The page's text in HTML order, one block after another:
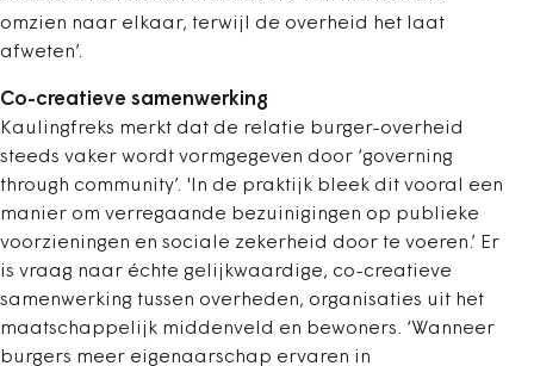
omzien naar elkaar, terwijl de overheid het laat
afweten’.
Co-creatieve samenwerking
Kaulingfreks merkt dat de relatie burger-overheid
steeds vaker wordt vormgegeven door ‘governing
through community’. 'In de praktijk bleek dit vooral een
manier om verregaande bezuinigingen op publieke
voorzieningen en sociale zekerheid door te voeren.’ Er
is vraag naar échte gelijkwaardige, co-creatieve
samenwerking tussen overheden, organisaties uit het
maatschappelijk middenveld en bewoners. ‘Wanneer
burgers meer eigenaarschap ervaren in